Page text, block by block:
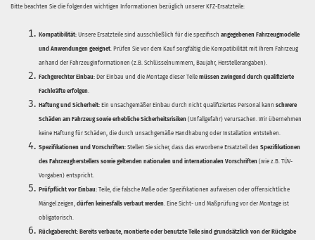
Bitte beachten Sie die folgenden wichtigen Informationen bezüglich unserer KFZ-Ersatzteile:
Kompatibilität: Unsere Ersatzteile sind ausschließlich für die spezifisch angegebenen Fahrzeugmodelle
und Anwendungen geeignet. Prüfen Sie vor dem Kauf sorgfältig die Kompatibilität mit Ihrem Fahrzeug
anhand der Fahrzeuginformationen (z.B. Schlüsselnummern, Baujahr, Herstellerangaben).
Fachgerechter Einbau: Der Einbau und die Montage dieser Teile müssen zwingend durch qualifizierte
Fachkräfte erfolgen.
Haftung und Sicherheit: Ein unsachgemäßer Einbau durch nicht qualifiziertes Personal kann schwere
Schäden am Fahrzeug sowie erhebliche Sicherheitsrisiken (Unfallgefahr) verursachen. Wir übernehmen
keine Haftung für Schäden, die durch unsachgemäße Handhabung oder Installation entstehen.
Spezifikationen und Vorschriften: Stellen Sie sicher, dass das erworbene Ersatzteil den Spezifikationen
des Fahrzeugherstellers sowie geltenden nationalen und internationalen Vorschriften (wie z.B. TÜV-
Vorgaben) entspricht.
Prüfpflicht vor Einbau: Teile, die falsche Maße oder Spezifikationen aufweisen oder offensichtliche
Mängel zeigen, dürfen keinesfalls verbaut werden. Eine Sicht- und Maßprüfung vor der Montage ist
obligatorisch.
Rückgaberecht: Bereits verbaute, montierte oder benutzte Teile sind grundsätzlich von der Rückgabe